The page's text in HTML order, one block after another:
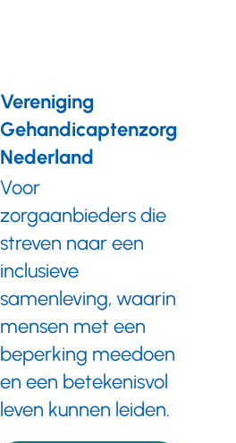
Vereniging
Gehandicaptenzorg
Nederland
Voor
zorgaanbieders die
streven naar een
inclusieve
samenleving, waarin
mensen met een
beperking meedoen
en een betekenisvol
leven kunnen leiden.